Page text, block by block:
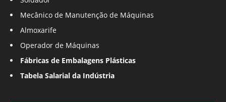
Mecânico de Manutenção de Máquinas
Almoxarife
Operador de Máquinas
Fábricas de Embalagens Plásticas
Tabela Salarial da Indústria